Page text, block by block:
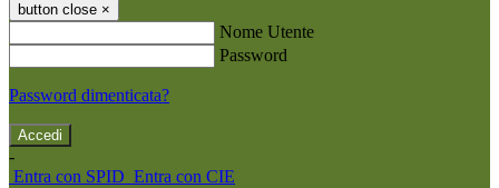
button close ×
Nome Utente
Password
Password dimenticata?
-
Entra con SPID Entra con CIE